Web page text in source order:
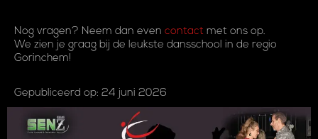
Nog vragen? Neem dan even contact met ons op.
We zien je graag bij de leukste dansschool in de regio
Gorinchem!
Gepubliceerd op: 24 juni 2026